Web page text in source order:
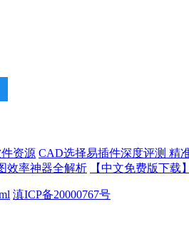
资源 CAD选择易插件深度评测 精
效率神器全解析
【中文免费版下载
滇ICP备20000767号